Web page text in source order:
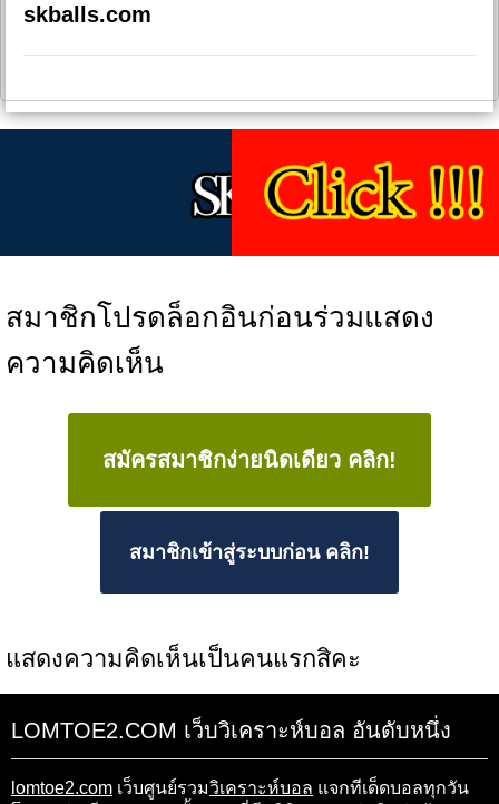
skballs.com
สมาชิกโปรดล็อกอินก่อนร่วมแสดง
ความคิดเห็น
สมัครสมาชิกง่ายนิดเดียว คลิก!
สมาชิกเข้าสู่ระบบก่อน คลิก!
แสดงความคิดเห็นเป็นคนแรกสิคะ
LOMTOE2.COM เว็บวิเคราะห์บอล อันดับหนึ่ง
lomtoe2.com เว็บศูนย์รวมวิเคราะห์บอล แจกทีเด็ดบอลทุกวัน